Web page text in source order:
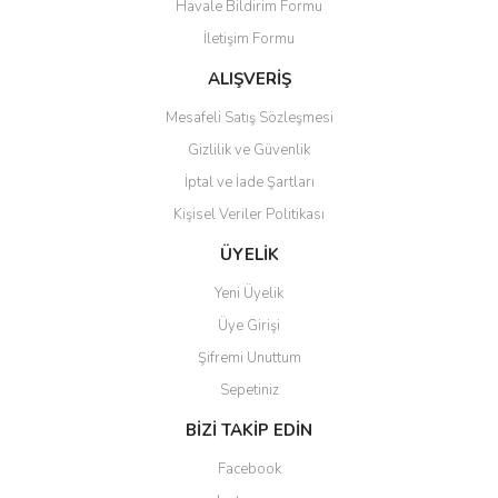
Ürün açıklamasında eksik bilgiler bulunuyor.
Ürün bilgilerinde hatalar bulunuyor.
Ürün fiyatı diğer sitelerden daha pahalı.
Gönder
Havale Bildirim Formu
İletişim Formu
ALIŞVERİŞ
Mesafeli Satış Sözleşmesi
Gizlilik ve Güvenlik
İptal ve İade Şartları
Kişisel Veriler Politikası
ÜYELİK
Yeni Üyelik
Üye Girişi
Şifremi Unuttum
Sepetiniz
BİZİ TAKİP EDİN
Facebook